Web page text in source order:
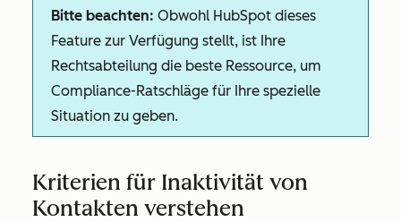
Bitte beachten: Obwohl HubSpot dieses
Feature zur Verfügung stellt, ist Ihre
Rechtsabteilung die beste Ressource, um
Compliance-Ratschläge für Ihre spezielle
Situation zu geben.
Kriterien für Inaktivität von
Kontakten verstehen